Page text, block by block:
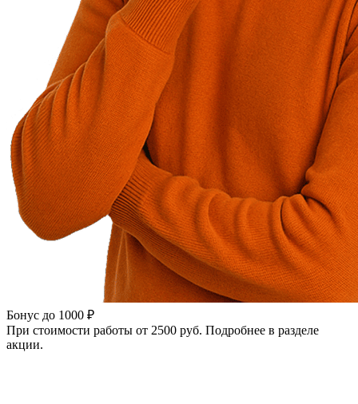
Бонус до 1000 ₽
При стоимости работы от 2500 руб. Подробнее в разделе
акции.